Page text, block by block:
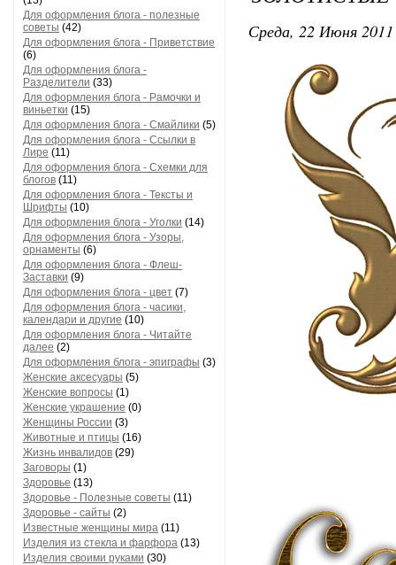
Для оформления блога - полезные
советы (42)
Для оформления блога - Приветствие
(6)
Для оформления блога -
Разделители (33)
Для оформления блога - Рамочки и
виньетки (15)
Для оформления блога - Смайлики (5)
Для оформления блога - Ссылки в
Лире (11)
Для оформления блога - Схемки для
блогов (11)
Для оформления блога - Тексты и
Шрифты (10)
Для оформления блога - Уголки (14)
Для оформления блога - Узоры,
орнаменты (6)
Для оформления блога - Флеш-
Заставки (9)
Для оформления блога - цвет (7)
Для оформления блога - часики,
календари и другие (10)
Для оформления блога - Читайте
далее (2)
Для оформления блога - эпиграфы (3)
Женские аксесуары (5)
Женские вопросы (1)
Женские украшение (0)
Женщины России (3)
Животные и птицы (16)
Жизнь инвалидов (29)
Заговоры (1)
Здоровье (13)
Здоровье - Полезные советы (11)
Здоровье - сайты (2)
Известные женщины мира (11)
Изделия из стекла и фарфора (13)
Изделия своими руками (30)
Среда, 22 Июня